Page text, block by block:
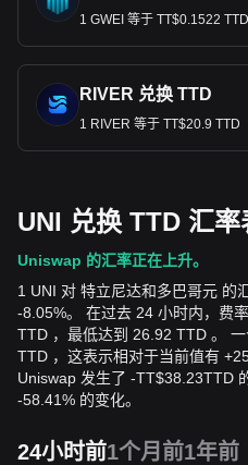
1 GWEI 等于 TT$0.1522 TTD
RIVER 兑换 TTD
1 RIVER 等于 TT$20.9 TTD
UNI 兑换 TTD 汇率
Uniswap 的汇率正在上升。
1 UNI 对 特立尼达和多巴哥元 的
-8.05%。 在过去 24 小时内，费
TTD ，最低达到 26.92 TTD 。
TTD ，这表示相对于当前值有
Uniswap 发生了 -TT$38.23TTD
-58.41% 的变化。
24小时前1个月前1年前